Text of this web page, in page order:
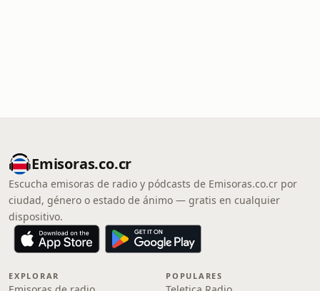
Emisoras.co.cr
Escucha emisoras de radio y pódcasts de Emisoras.co.cr por
ciudad, género o estado de ánimo — gratis en cualquier
dispositivo.
EXPLORAR POPULARES